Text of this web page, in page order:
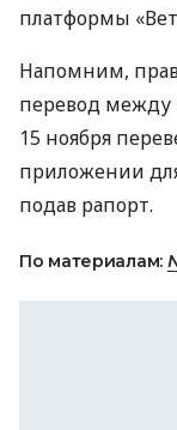
платформы
Напомним,
перевод между
15 ноября
приложении
подав рапорт.
По материалам: